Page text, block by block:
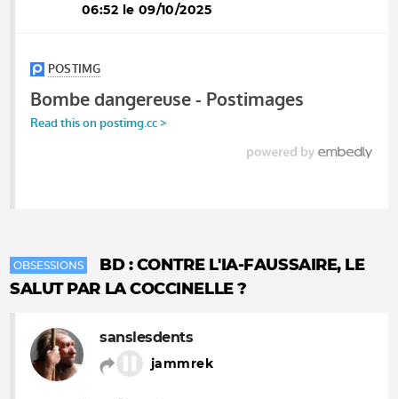
06:52 le 09/10/2025
OBSESSIONS
BD : CONTRE L'IA-FAUSSAIRE, LE
SALUT PAR LA COCCINELLE ?
sanslesdents
jammrek